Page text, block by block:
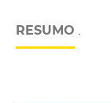
RESUMO .